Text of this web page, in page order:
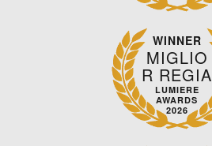
WINNER
MIGLIO
R REGIA
LUMIERE
AWARDS
2026